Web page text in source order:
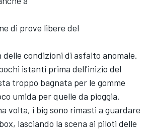
di prove libere del
condizioni di asfalto anomale.
istanti prima dell'inizio del
troppo bagnata per le gomme
umida per quelle da pioggia.
volta, i big sono rimasti a guardare
lasciando la scena ai piloti delle